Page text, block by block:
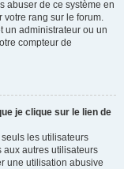
abuser de ce système en
votre rang sur le forum.
un administrateur ou un
compteur de
je clique sur le lien de
les utilisateurs
aux autres utilisateurs
une utilisation abusive